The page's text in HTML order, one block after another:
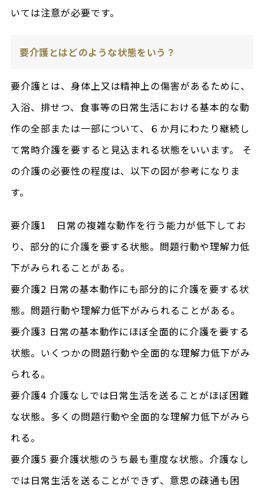
いては注意が必要です。
要介護とはどのような状態をいう？
要介護とは、身体上又は精神上の傷害があるために、
入浴、排せつ、食事等の日常生活における基本的な動
作の全部または一部について、６か月にわたり継続し
て常時介護を要すると見込まれる状態をいいます。 そ
の介護の必要性の程度は、以下の図が参考になりま
す。
要介護1 日常の複雑な動作を行う能力が低下してお
り、部分的に介護を要する状態。問題行動や理解力低
下がみられることがある。
要介護2 日常の基本動作にも部分的に介護を要する状
態。問題行動や理解力低下がみられることがある。
要介護3 日常の基本動作にほぼ全面的に介護を要する
状態。いくつかの問題行動や全面的な理解力低下がみ
られる。
要介護4 介護なしでは日常生活を送ることがほぼ困難
な状態。多くの問題行動や全面的な理解力低下がみら
れる。
要介護5 要介護状態のうち最も重度な状態。介護なし
では日常生活を送ることができず、意思の疎通も困